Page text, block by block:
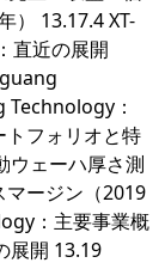
） 13.17.4 XT-
直近の展開
：
フォリオと特
ェーハ厚さ測
マージン（2019
：主要事業概
展開 13.19